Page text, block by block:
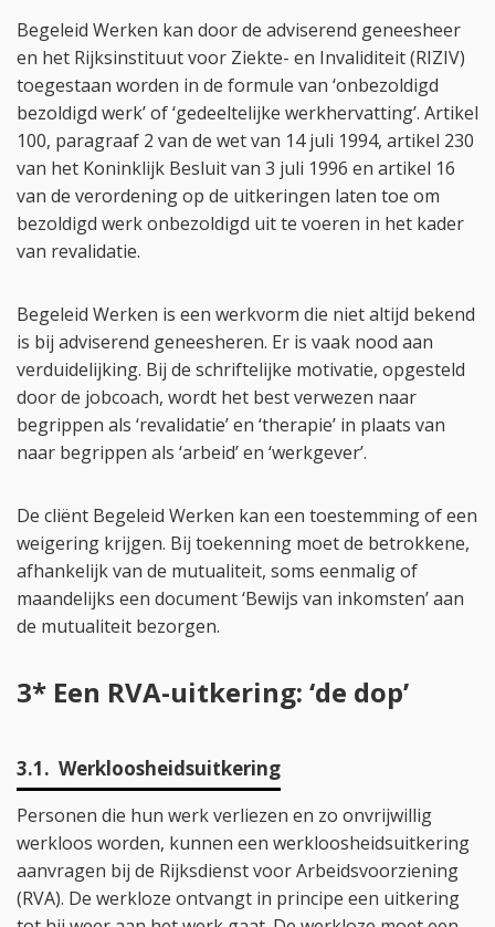
Begeleid Werken kan door de adviserend geneesheer
en het Rijksinstituut voor Ziekte- en Invaliditeit (RIZIV)
toegestaan worden in de formule van ‘onbezoldigd
bezoldigd werk’ of ‘gedeeltelijke werkhervatting’. Artikel
100, paragraaf 2 van de wet van 14 juli 1994, artikel 230
van het Koninklijk Besluit van 3 juli 1996 en artikel 16
van de verordening op de uitkeringen laten toe om
bezoldigd werk onbezoldigd uit te voeren in het kader
van revalidatie.
Begeleid Werken is een werkvorm die niet altijd bekend
is bij adviserend geneesheren. Er is vaak nood aan
verduidelijking. Bij de schriftelijke motivatie, opgesteld
door de jobcoach, wordt het best verwezen naar
begrippen als ‘revalidatie’ en ‘therapie’ in plaats van
naar begrippen als ‘arbeid’ en ‘werkgever’.
De cliënt Begeleid Werken kan een toestemming of een
weigering krijgen. Bij toekenning moet de betrokkene,
afhankelijk van de mutualiteit, soms eenmalig of
maandelijks een document ‘Bewijs van inkomsten’ aan
de mutualiteit bezorgen.
3* Een RVA-uitkering: ‘de dop’
3.1. Werkloosheidsuitkering
Personen die hun werk verliezen en zo onvrijwillig
werkloos worden, kunnen een werkloosheidsuitkering
aanvragen bij de Rijksdienst voor Arbeidsvoorziening
(RVA). De werkloze ontvangt in principe een uitkering